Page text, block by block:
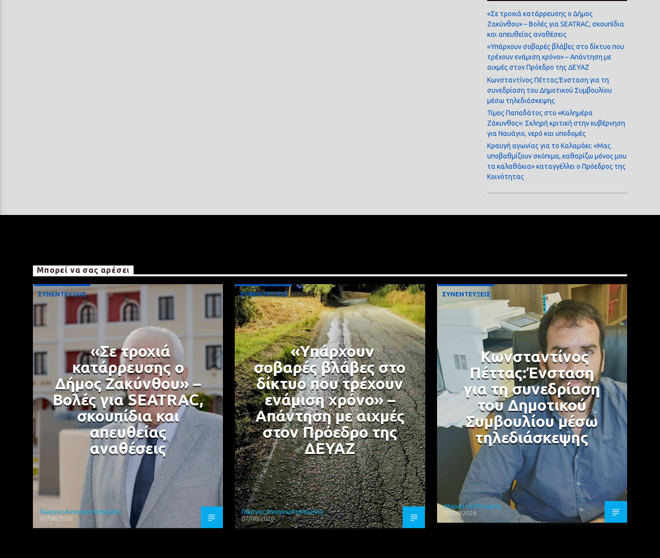
«Σε τροχιά κατάρρευσης ο Δήμος
Ζακύνθου» – Βολές για SEATRAC, σκουπίδια
και απευθείας αναθέσεις
«Υπάρχουν σοβαρές βλάβες στο δίκτυο που
τρέχουν ενάμιση χρόνο» – Απάντηση με
αιχμές στον Πρόεδρο της ΔΕΥΑΖ
Κωνσταντίνος Πέττας:Ένσταση για τη
συνεδρίαση του Δημοτικού Συμβουλίου
μέσω τηλεδιάσκεψης
Τίμος Παπαδάτος στο «Καλημέρα
Ζάκυνθος»: Σκληρή κριτική στην κυβέρνηση
για Ναυάγιο, νερό και υποδομές
Κραυγή αγωνίας για το Καλαμάκι: «Μας
υποβαθμίζουν σκόπιμα, καθαρίζω μόνος μου
τα καλαθάκια» καταγγέλλει ο Πρόεδρος της
Κοινότητας
Μπορεί να σας αρέσει
ΣΥΝΕΝΤΕΥΞΕΙΣ
«Σε τροχιά
κατάρρευσης ο
Δήμος Ζακύνθου» –
Βολές για SEATRAC,
σκουπίδια και
απευθείας
αναθέσεις
Γιώργος Αναγνωστόπουλος
07/08/2026
ΣΥΝΕΝΤΕΥΞΕΙΣ
«Υπάρχουν
σοβαρές βλάβες στο
δίκτυο που τρέχουν
ενάμιση χρόνο» –
Απάντηση με αιχμές
στον Πρόεδρο της
ΔΕΥΑΖ
Γιώργος Αναγνωστόπουλος
07/08/2026
ΣΥΝΕΝΤΕΥΞΕΙΣ
Κωνσταντίνος
Πέττας:Ένσταση
για τη συνεδρίαση
του Δημοτικού
Συμβουλίου μέσω
τηλεδιάσκεψης
Μαριέττα Ποταμίτη
07/08/2026